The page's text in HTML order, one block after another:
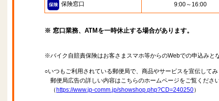
保険窓口 9:00～16:00
※ 窓口業務、ATMを一時休止する場合があります。
※バイク自賠責保険はお客さまスマホ等からのWebでの申込みと
○いつもご利用されている郵便局で、商品やサービスを宣伝して
郵便局広告の詳しい内容はこちらのホームページをご覧くださ
（ https://www.jp-comm.jp/showshop.php?CD=240250）